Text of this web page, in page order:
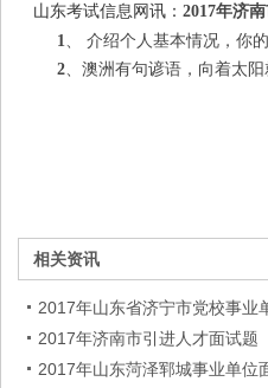
山东考试信息网讯： 2017年济
1、
介绍个人基本情况，你
2、澳洲有句谚语，向着太
相关资讯
2017年山东省济宁市党校事业
2017年济南市引进人才面试题
2017年山东菏泽郓城事业单位